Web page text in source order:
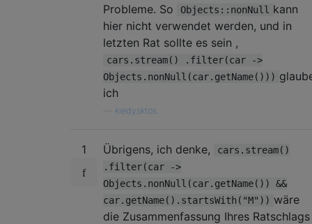
Probleme. So
Objects::nonNull kann
hier nicht verwendet werden, und in
letzten Rat sollte es sein ,
cars.stream() .filter(car ->
Objects.nonNull(car.getName()))
ich
kiedysktos
1 Übrigens, ich denke,
cars.stream()
.filter(car ->
Objects.nonNull(car.getName()) &&
car.getName().startsWith("M")) wäre
die Zusammenfassung Ihres Ratschlags